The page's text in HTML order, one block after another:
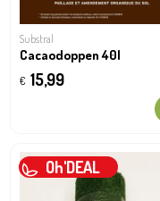
Substral
Cacaodoppen 40l
€ 15,99
Oh'DEAL